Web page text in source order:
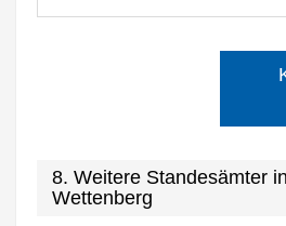
8. Weitere Standesämter
Wettenberg